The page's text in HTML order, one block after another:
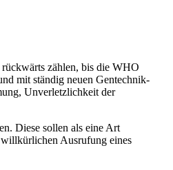
zählen, bis die WHO
mit ständig neuen Gentechnik-
Unverletzlichkeit der
Diese sollen als eine Art
Ausrufung eines